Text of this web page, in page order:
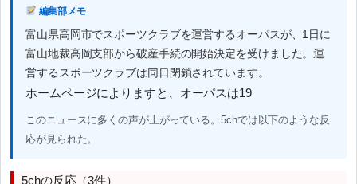
編集部メモ
富山県高岡市でスポーツクラブを運営するオーパスが、1日に
富山地裁高岡支部から破産手続の開始決定を受けました。運
営するスポーツクラブは同日閉鎖されています。
ホームページによりますと、オーパスは19
このニュースに多くの声が上がっている。5chでは以下のような反
応が見られた。
5chの反応（3件）